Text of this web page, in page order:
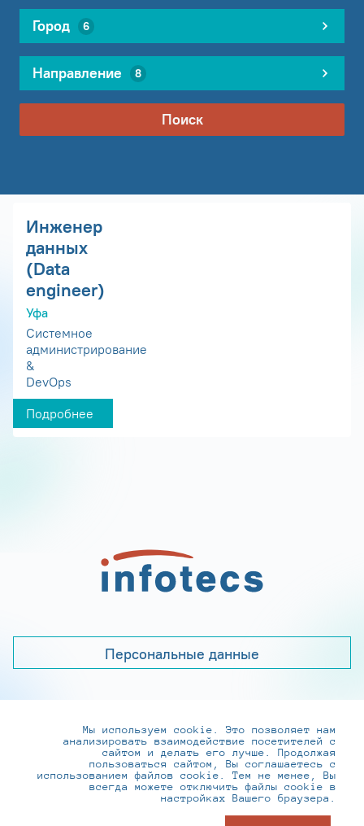
Город 6
Направление 8
Поиск
Инженер
данных
(Data
engineer)
Уфа
Системное
администрирование
&
DevOps
Подробнее
Персональные данные
+7 (495) 737-6192, 8-800-250-0-260
practice@infotecs.ru,hr@infotecs.ru
127273, г. Москва, Отрадная ул., 2Б строение 1
Мы используем cookie. Это позволяет нам
анализировать взаимодействие посетителей с
сайтом и делать его лучше. Продолжая
пользоваться сайтом, Вы соглашаетесь с
использованием файлов cookie. Тем не менее, Вы
всегда можете отключить файлы cookie в
настройках Вашего браузера.